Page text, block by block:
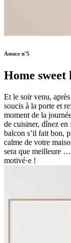
Astuce n°5
Home sweet
Et le soir venu,
soucis à la porte et
moment de la
de cuisiner, dînez
balcon s’il fait bon,
calme de votre
sera que meilleure
motivé·e !